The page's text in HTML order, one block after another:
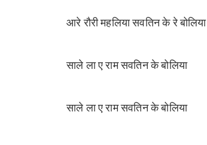
आरे रौरी महलिया सवतिन के रे बोलिया
साले ला ए राम सवतिन के बोलिया
साले ला ए राम सवतिन के बोलिया